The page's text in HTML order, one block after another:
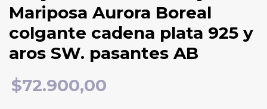
Mariposa Aurora Boreal
colgante cadena plata 925 y
aros SW. pasantes AB
$72.900,00